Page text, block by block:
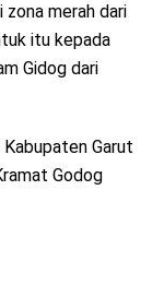
zona merah dari
itu kepada
Gidog dari
Garut
Godog